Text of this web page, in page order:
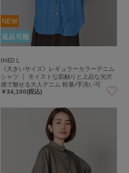
NEW
返品可能
INED L
《大きいサイズ》レギュラーカラーデニム
シャツ ｜ モイストな肌触りと上品な光沢
感で魅せる大人デニム 軽量/手洗い可
￥34,100(税込)